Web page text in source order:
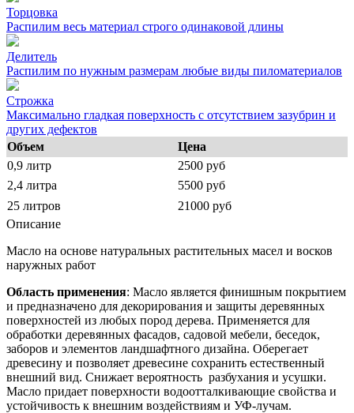
Торцовка
Распилим весь материал строго одинаковой длины
Делитель
Распилим по нужным размерам любые виды пиломатериалов
Строжка
Максимально гладкая поверхность с отсутствием зазубрин и
других дефектов
Объем
Цена
0,9 литр
2500 руб
2,4 литра
5500 руб
25 литров
21000 руб
Описание
Масло на основе натуральных растительных масел и восков
наружных работ
Область применения: Масло является финишным покрытием
и предназначено для декорирования и защиты деревянных
поверхностей из любых пород дерева. Применяется для
обработки деревянных фасадов, садовой мебели, беседок,
заборов и элементов ландшафтного дизайна. Оберегает
древесину и позволяет древесине сохранить естественный
внешний вид. Снижает вероятность разбухания и усушки.
Масло придает поверхности водоотталкивающие свойства и
устойчивость к внешним воздействиям и УФ-лучам.